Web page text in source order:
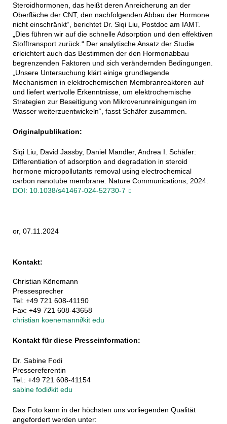
Steroidhormonen, das heißt deren Anreicherung an der
Oberfläche der CNT, den nachfolgenden Abbau der Hormone
nicht einschränkt“, berichtet Dr. Siqi Liu, Postdoc am IAMT.
„Dies führen wir auf die schnelle Adsorption und den effektiven
Stofftransport zurück.“ Der analytische Ansatz der Studie
erleichtert auch das Bestimmen der den Hormonabbau
begrenzenden Faktoren und sich verändernden Bedingungen.
„Unsere Untersuchung klärt einige grundlegende
Mechanismen in elektrochemischen Membranreaktoren auf
und liefert wertvolle Erkenntnisse, um elektrochemische
Strategien zur Beseitigung von Mikroverunreinigungen im
Wasser weiterzuentwickeln“, fasst Schäfer zusammen.
Originalpublikation:
Siqi Liu, David Jassby, Daniel Mandler, Andrea I. Schäfer:
Differentiation of adsorption and degradation in steroid
hormone micropollutants removal using electrochemical
carbon nanotube membrane. Nature Communications, 2024.
DOI: 10.1038/s41467-024-52730-7
or, 07.11.2024
Kontakt:
Christian Könemann
Pressesprecher
Tel: +49 721 608-41190
Fax: +49 721 608-43658
christian koenemann∂kit edu
Kontakt für diese Presseinformation:
Dr. Sabine Fodi
Pressereferentin
Tel.: +49 721 608-41154
sabine fodi∂kit edu
Das Foto kann in der höchsten uns vorliegenden Qualität
angefordert werden unter: